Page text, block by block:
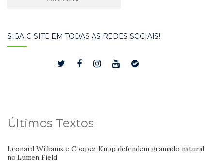
SIGA O SITE EM TODAS AS REDES SOCIAIS!
Últimos Textos
Leonard Williams e Cooper Kupp defendem gramado natural
no Lumen Field